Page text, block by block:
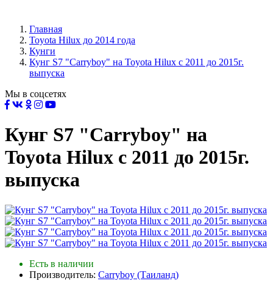
Главная
Toyota Нilux до 2014 года
Кунги
Кунг S7 "Carryboy" на Toyota Hilux с 2011 до 2015г.
выпуска
Мы в соцсетях
Кунг S7 "Carryboy" на
Toyota Hilux с 2011 до 2015г.
выпуска
Есть в наличии
Производитель: Carryboy (Таиланд)